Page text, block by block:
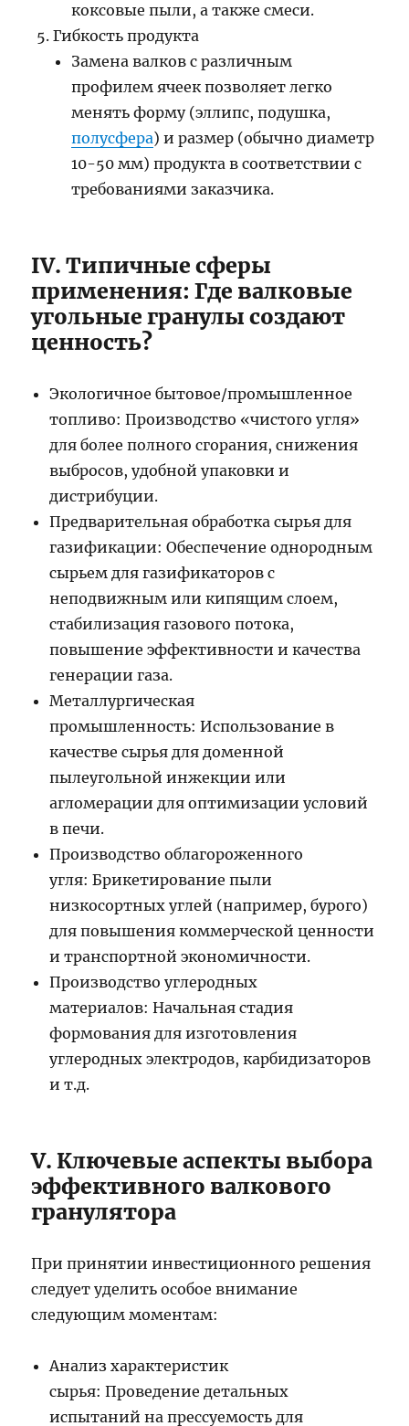
коксовые пыли, а также смеси.
Гибкость продукта
Замена валков с различным
профилем ячеек позволяет легко
менять форму (эллипс, подушка,
полусфера) и размер (обычно диаметр
10-50 мм) продукта в соответствии с
требованиями заказчика.
IV. Типичные сферы
применения: Где валковые
угольные гранулы создают
ценность?
Экологичное бытовое/промышленное
топливо: Производство «чистого угля»
для более полного сгорания, снижения
выбросов, удобной упаковки и
дистрибуции.
Предварительная обработка сырья для
газификации: Обеспечение однородным
сырьем для газификаторов с
неподвижным или кипящим слоем,
стабилизация газового потока,
повышение эффективности и качества
генерации газа.
Металлургическая
промышленность: Использование в
качестве сырья для доменной
пылеугольной инжекции или
агломерации для оптимизации условий
в печи.
Производство облагороженного
угля: Брикетирование пыли
низкосортных углей (например, бурого)
для повышения коммерческой ценности
и транспортной экономичности.
Производство углеродных
материалов: Начальная стадия
формования для изготовления
углеродных электродов, карбидизаторов
и т.д.
V. Ключевые аспекты выбора
эффективного валкового
гранулятора
При принятии инвестиционного решения
следует уделить особое внимание
следующим моментам:
Анализ характеристик
сырья: Проведение детальных
испытаний на прессуемость для